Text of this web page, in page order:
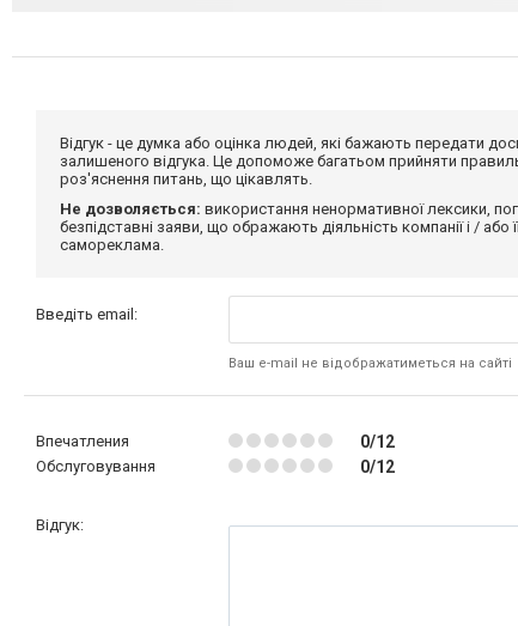
Відгук - це думка або оцінка людей, які бажають передати
залишеного відгука. Це допоможе багатьом прийняти
роз'яснення питань, що цікавлять.
Не дозволяється: використання ненормативної лексики,
безпідставні заяви, що ображають діяльність компанії і /
самореклама.
Введіть email:
Ваш e-mail не відображатиметься на сайті
Впечатления 0/12
Обслуговування 0/12
Відгук: